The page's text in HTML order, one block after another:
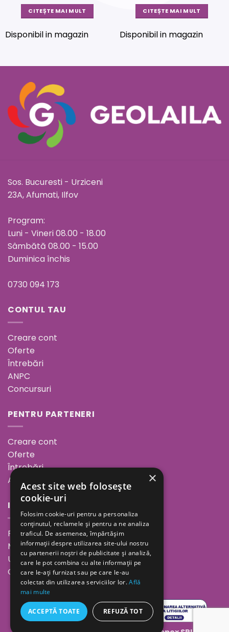
CITEȘTE MAI MULT
Disponibil in magazin
CITEȘTE MAI MULT
Disponibil in magazin
Sos. Bucuresti - Urziceni
23A, Afumati, Ilfov
Program:
Luni - Vineri 08.00 - 18.00
Sâmbătă 08.00 - 15.00
Duminica închis
0730 094 173
CONTUL TAU
Creare cont
Oferte
Întrebări
ANPC
Concursuri
PENTRU PARTENERI
Creare cont
Oferte
Întrebări
ANPC
INFORMAȚII
Povestea noastră
Minutul de inspirație
Unde ne găsești
Cariere
×
Acest site web folosește
cookie-uri
Folosim cookie-uri pentru a personaliza
conținutul, reclamele și pentru a ne analiza
traficul. De asemenea, împărtășim
informații despre utilizarea site-ului nostru
cu partenerii noștri de publicitate și analiză,
care le pot combina cu alte informații pe
care le-ați furnizat sau pe care le-au
colectat din utilizarea serviciilor lor.Află
mai multe
ACCEPTĂ TOATE REFUZĂ TOT